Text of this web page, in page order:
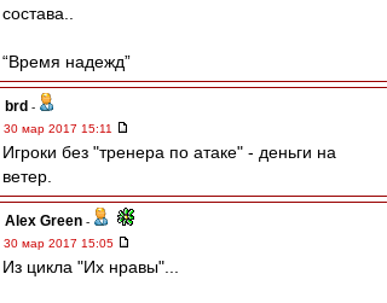
состава..
“Время надежд”
brd -
30 мар 2017 15:11
Игроки без "тренера по атаке" - деньги на
ветер.
Alex Green -
30 мар 2017 15:05
Из цикла "Их нравы"...